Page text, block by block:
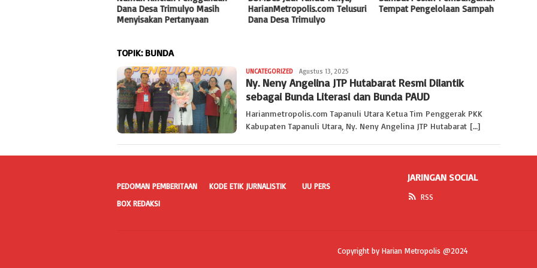
Dana Desa Trimulyo Masih
Menyisakan Pertanyaan
HarianMetropolis.com Telusuri
Dana Desa Trimulyo
Tempat Pengelolaan Sampah
TOPIK: BUNDA
UNCATEGORIZED Redaksi
Kaperwil
Sumut
-
SKW
Madya
Agustus 13, 2025
Ny. Neny Angelina JTP Hutabarat Resmi Dilantik
sebagai Bunda Literasi dan Bunda PAUD
Harianmetropolis.com Tapanuli Utara Ketua Tim Penggerak PKK
Kabupaten Tapanuli Utara, Ny. Neny Angelina JTP Hutabarat […]
PEDOMAN PEMBERITAAN KODE ETIK JURNALISTIK
UU PERS
BOX REDAKSI
JARINGAN SOCIAL
RSS
Copyright by Harian Metropolis @2024